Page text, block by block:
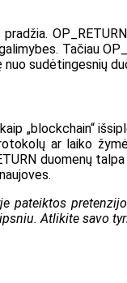
Tačiau
nuo sudėtingesnių
„blockchain“
ar laiko
duomenų
pateiktos
Atlikite savo